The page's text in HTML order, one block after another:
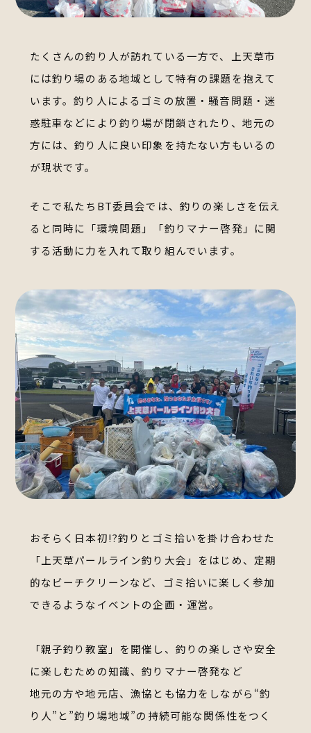
たくさんの釣り人が訪れている一方で、上天草市
には釣り場のある地域として特有の課題を抱えて
います。釣り人によるゴミの放置・騒音問題・迷
惑駐車などにより釣り場が閉鎖されたり、 地元の
方には、釣り人に良い印象を持たない方もいるの
が現状です。
そこで私たちBT委員会では、釣りの楽しさを伝え
ると同時に
「環境問題」「釣りマナー啓発」に関
する活動に力を入れて取り組んでいます。
おそらく日本初!?釣りとゴミ拾いを掛け合わせた
「上天草パールライン釣り大会」をはじめ、 定期
的なビーチクリーンなど、ゴミ拾いに楽しく参加
できるようなイベントの企画・運営。
「親子釣り教室」を開催し、釣りの楽しさや安全
に楽しむための知識、釣りマナー啓発など
地元の方や地元店、漁協とも協力をしながら “釣
り人”と”釣り場地域”の持続可能な関係性をつく